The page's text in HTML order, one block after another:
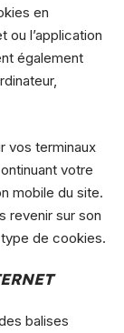
en
ou l’application
également
vos terminaux
votre
mobile du site.
revenir sur son
de cookies.
balises